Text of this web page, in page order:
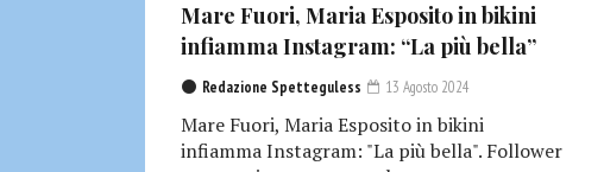
Mare Fuori, Maria Esposito in bikini
infiamma Instagram: “La più bella”
Redazione Spetteguless 13 Agosto 2024
Mare Fuori, Maria Esposito in bikini
infiamma Instagram: "La più bella". Follower